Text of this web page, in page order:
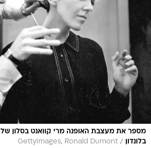
מספר את מעצבת האופנה מרי קוואנט בסלון שלו
בלונדון
/
GettyImages, Ronald Dumont